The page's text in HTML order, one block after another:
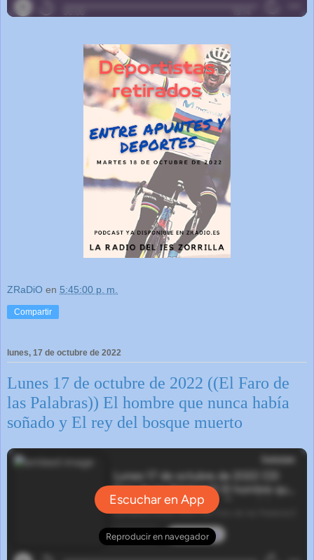
ZRaDiO en 5:45:00 p. m.
Compartir
lunes, 17 de octubre de 2022
Lunes 17 de octubre de 2022 ((El Faro de
las Palabras)) El hombre que nunca había
soñado y El rey del bosque muerto